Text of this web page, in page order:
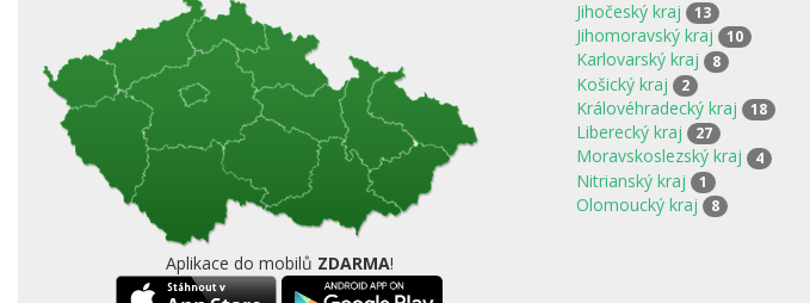
Aplikace do mobilů ZDARMA!
Jihočeský kraj 13
Jihomoravský kraj 10
Karlovarský kraj 8
Košický kraj 2
Královéhradecký kraj 18
Liberecký kraj 27
Moravskoslezský kraj 4
Nitrianský kraj 1
Olomoucký kraj 8